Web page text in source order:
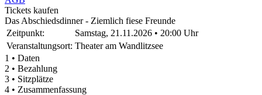
Tickets kaufen
Das Abschiedsdinner - Ziemlich fiese Freunde
Zeitpunkt:
Samstag, 21.11.2026 • 20:00 Uhr
Veranstaltungsort: Theater am Wandlitzsee
1 • Daten
2 • Bezahlung
3 • Sitzplätze
4 • Zusammenfassung